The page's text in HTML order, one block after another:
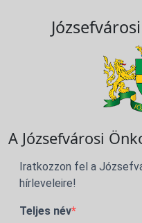
A Józsefvárosi
Iratkozzon fel a
hírleveleire!
Teljes név